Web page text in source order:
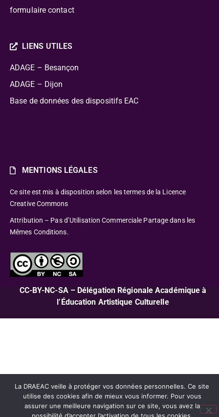
formulaire contact
LIENS UTILES
ADAGE – Besançon
ADAGE – Dijon
Base de données des dispositifs EAC
MENTIONS LÉGALES
Ce site est mis à disposition selon les termes de la Licence
Creative Commons
Attribution – Pas d’Utilisation Commerciale Partage dans les
Mêmes Conditions.
CC-BY-NC-SA – Délégation Régionale Académique à
l’Éducation Artistique Culturelle
La DRAEAC veille à protéger vos données personnelles. Ce site
utilise des cookies afin de mieux vous informer. Pour vous
assurer une meilleure navigation sur ce site, vous avez la